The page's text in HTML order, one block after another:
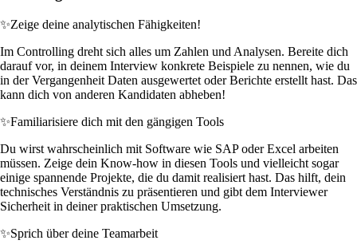
✨Zeige deine analytischen Fähigkeiten!
Im Controlling dreht sich alles um Zahlen und Analysen. Bereite dich
darauf vor, in deinem Interview konkrete Beispiele zu nennen, wie du
in der Vergangenheit Daten ausgewertet oder Berichte erstellt hast. Das
kann dich von anderen Kandidaten abheben!
✨Familiarisiere dich mit den gängigen Tools
Du wirst wahrscheinlich mit Software wie SAP oder Excel arbeiten
müssen. Zeige dein Know-how in diesen Tools und vielleicht sogar
einige spannende Projekte, die du damit realisiert hast. Das hilft, dein
technisches Verständnis zu präsentieren und gibt dem Interviewer
Sicherheit in deiner praktischen Umsetzung.
✨Sprich über deine Teamarbeit